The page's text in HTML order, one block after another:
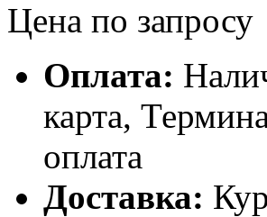
Цена по запросу
Оплата:
карта,
оплата
Доставка: